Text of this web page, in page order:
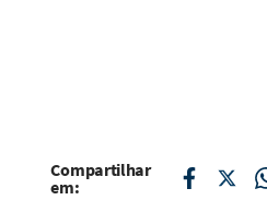
Compartilhar
em: